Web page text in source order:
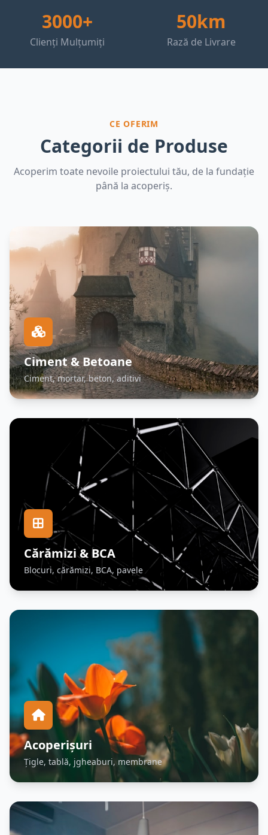
3000+
Clienți Mulțumiți
50km
Rază de Livrare
CE OFERIM
Categorii de Produse
Acoperim toate nevoile proiectului tău, de la fundație
până la acoperiș.
Ciment & Betoane
Ciment, mortar, beton, aditivi
Cărămizi & BCA
Blocuri, cărămizi, BCA, pavele
Acoperișuri
Țigle, tablă, jgheaburi, membrane